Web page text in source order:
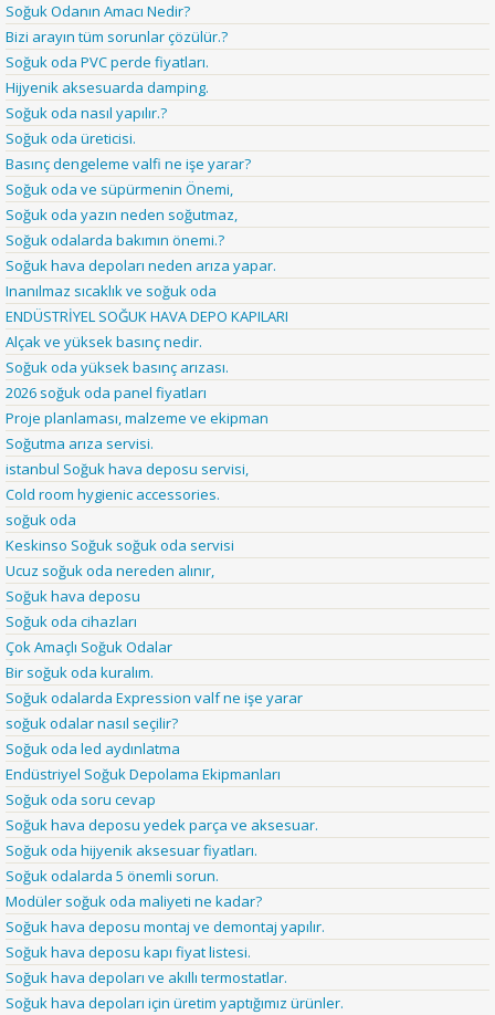
Soğuk Odanın Amacı Nedir?
Bizi arayın tüm sorunlar çözülür.?
Soğuk oda PVC perde fiyatları.
Hijyenik aksesuarda damping.
Soğuk oda nasıl yapılır.?
Soğuk oda üreticisi.
Basınç dengeleme valfi ne işe yarar?
Soğuk oda ve süpürmenin Önemi,
Soğuk oda yazın neden soğutmaz,
Soğuk odalarda bakımın önemi.?
Soğuk hava depoları neden arıza yapar.
Inanılmaz sıcaklık ve soğuk oda
ENDÜSTRİYEL SOĞUK HAVA DEPO KAPILARI
Alçak ve yüksek basınç nedir.
Soğuk oda yüksek basınç arızası.
2026 soğuk oda panel fiyatları
Proje planlaması, malzeme ve ekipman
Soğutma arıza servisi.
istanbul Soğuk hava deposu servisi,
Cold room hygienic accessories.
soğuk oda
Keskinso Soğuk soğuk oda servisi
Ucuz soğuk oda nereden alınır,
Soğuk hava deposu
Soğuk oda cihazları
Çok Amaçlı Soğuk Odalar
Bir soğuk oda kuralım.
Soğuk odalarda Expression valf ne işe yarar
soğuk odalar nasıl seçilir?
Soğuk oda led aydınlatma
Endüstriyel Soğuk Depolama Ekipmanları
Soğuk oda soru cevap
Soğuk hava deposu yedek parça ve aksesuar.
Soğuk oda hijyenik aksesuar fiyatları.
Soğuk odalarda 5 önemli sorun.
Modüler soğuk oda maliyeti ne kadar?
Soğuk hava deposu montaj ve demontaj yapılır.
Soğuk hava deposu kapı fiyat listesi.
Soğuk hava depoları ve akıllı termostatlar.
Soğuk hava depoları için üretim yaptığımız ürünler.